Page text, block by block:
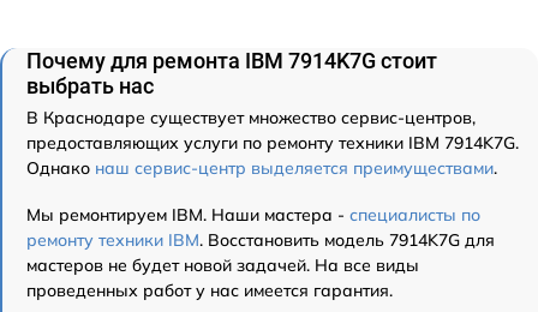
Почему для ремонта IBM 7914K7G стоит
выбрать нас
В Краснодаре существует множество сервис-центров,
предоставляющих услуги по ремонту техники IBM 7914K7G.
Однако наш сервис-центр выделяется преимуществами.
Мы ремонтируем IBM. Наши мастера - специалисты по
ремонту техники IBM. Восстановить модель 7914K7G для
мастеров не будет новой задачей. На все виды
проведенных работ у нас имеется гарантия.